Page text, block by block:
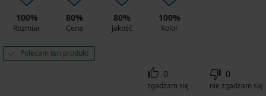
100%
Rozmiar
80%
Cena
80%
Jakość
100%
Kolor
Polecam ten produkt
0
zgadzam się
0
nie zgadzam się